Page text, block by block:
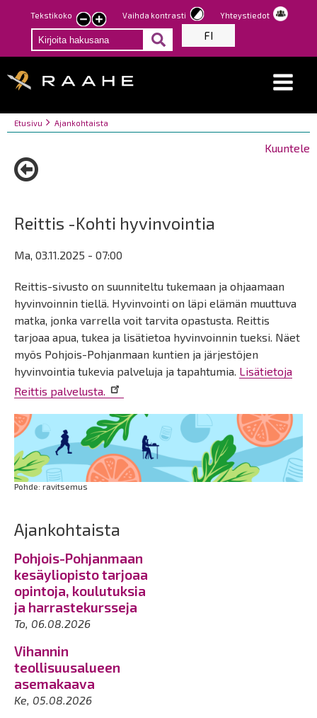
Hyppää
pääsisältöön
Tekstikoko
Pienennä
tekstin
kokoa
Suurenna
tekstin
kokoa
Vaihda kontrasti Yhteystiedot
FI
Breadcrumbs
You
here:
Etusivu Ajankohtaista
Kuuntele
Reittis -Kohti hyvinvointia
Ma, 03.11.2025 - 07:00
Reittis-sivusto on suunniteltu tukemaan ja ohjaamaan
hyvinvoinnin tiellä. Hyvinvointi on läpi elämän muuttuva
matka, jonka varrella voit tarvita opastusta. Reittis
tarjoaa apua, tukea ja lisätietoa hyvinvoinnin tueksi. Näet
myös Pohjois-Pohjanmaan kuntien ja järjestöjen
hyvinvointia tukevia palveluja ja tapahtumia. Lisätietoja
Reittis palvelusta.
Pohde: ravitsemus
Ajankohtaista
Pohjois-Pohjanmaan
kesäyliopisto tarjoaa
opintoja, koulutuksia
ja harrastekursseja
To, 06.08.2026
Vihannin
teollisuusalueen
asemakaava
Ke, 05.08.2026